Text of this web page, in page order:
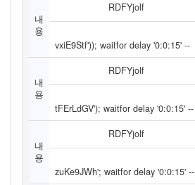
내
용
RDFYjolf
vxiE9Stf')); waitfor delay '0:0:15' --
내
용
RDFYjolf
tFErLdGV'); waitfor delay '0:0:15' --
내
용
RDFYjolf
zuKe9JWh'; waitfor delay '0:0:15' --